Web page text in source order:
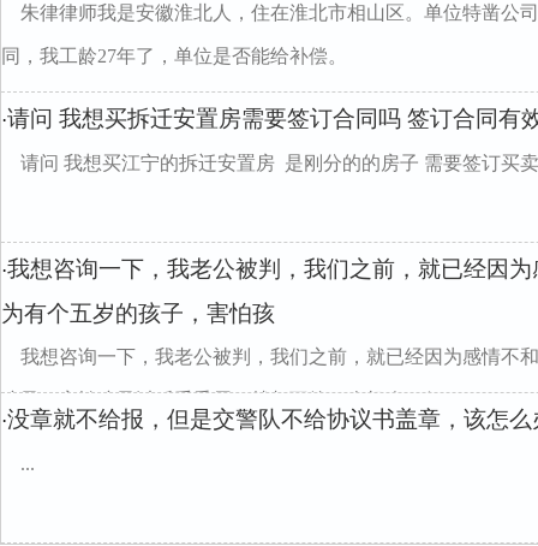
朱律律师我是安徽淮北人，住在淮北市相山区。单位特凿公
同，我工龄27年了，单位是否能给补偿。
·请问 我想买拆迁安置房需要签订合同吗 签订合同有
请问 我想买江宁的拆迁安置房 是刚分的的房子 需要签订买
·我想咨询一下，我老公被判，我们之前，就已经因
为有个五岁的孩子，害怕孩
我想咨询一下，我老公被判，我们之前，就已经因为感情不
孩子，害怕孩子以后受委屈，就相互给了个机会，但...
·没章就不给报，但是交警队不给协议书盖章，该怎么
...